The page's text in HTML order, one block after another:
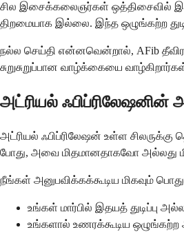
சில இசைக்கலைஞர்கள் ஒத்திசைவில்
திறமையாக இல்லை. இந்த ஒழுங்கற்ற
நல்ல செய்தி என்னவென்றால், AFib
சுறுசுறுப்பான வாழ்க்கையை
அட்ரியல் ஃபிப்ரிலேஷனின்
அட்ரியல் ஃபிப்ரிலேஷன் உள்ள சிலருக்கு
போது, அவை மிதமானதாகவோ அல்லது
நீங்கள் அனுபவிக்கக்கூடிய மிகவும்
உங்கள் மார்பில் இதயத் துடிப்பு
உங்களால் உணரக்கூடிய ஒழுங்கற்ற